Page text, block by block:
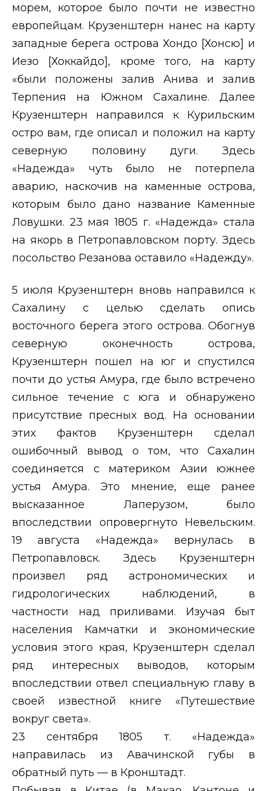
морем, которое было почти не известно
европейцам. Крузенштерн нанес на карту
западные берега острова Хондо [Хонсю] и
Иезо [Хоккайдо], кроме того, на карту
«были положены залив Анива и залив
Терпения на Южном Сахалине. Далее
Крузенштерн направился к Курильским
остро вам, где описал и положил на карту
северную половину дуги. Здесь
«Надежда» чуть было не потерпела
аварию, наскочив на каменные острова,
которым было дано название Каменные
Ловушки. 23 мая 1805 г. «Надежда» стала
на якорь в Петропавловском порту. Здесь
посольство Резанова оставило «Надежду».
5 июля Крузенштерн вновь направился к
Сахалину с целью сделать опись
восточного берега этого острова. Обогнув
северную оконечность острова,
Крузенштерн пошел на юг и спустился
почти до устья Амура, где было встречено
сильное течение с юга и обнаружено
присутствие пресных вод. На основании
этих фактов Крузенштерн сделал
ошибочный вывод о том, что Сахалин
соединяется с материком Азии южнее
устья Амура. Это мнение, еще ранее
высказанное Лаперузом, было
впоследствии опровергнуто Невельским.
19 августа «Надежда» вернулась в
Петропавловск. Здесь Крузенштерн
произвел ряд астрономических и
гидрологических наблюдений, в
частности над приливами. Изучая быт
населения Камчатки и экономические
условия этого края, Крузенштерн сделал
ряд интересных выводов, которым
впоследствии отвел специальную главу в
своей известной книге «Путешествие
вокруг света».
23 сентября 1805 т. «Надежда»
направилась из Авачинской губы в
обратный путь — в Кронштадт.